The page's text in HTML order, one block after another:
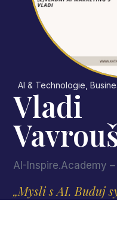
AI & Technologie,
Vladi
AI-Inspire.Academy
„Mysli s AI. Buduj